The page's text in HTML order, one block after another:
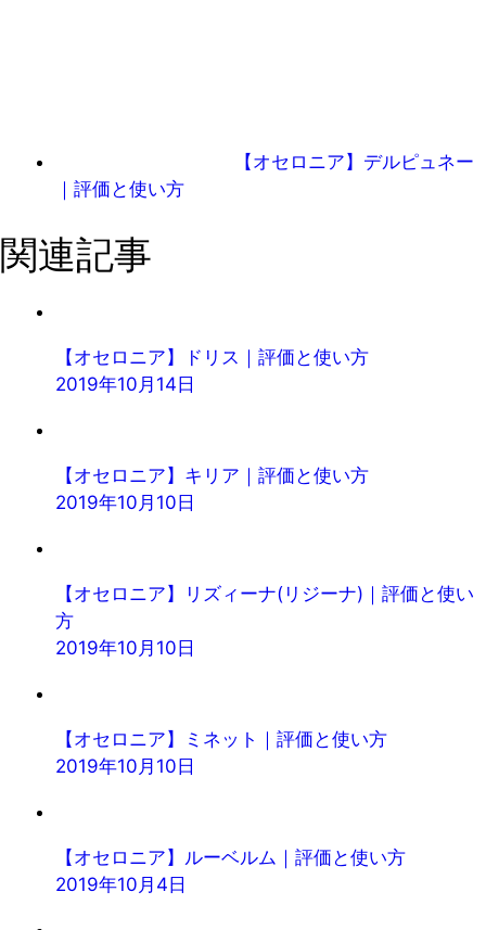
【オセロニア】デルピュネー
｜評価と使い方
関連記事
【オセロニア】ドリス｜評価と使い方
2019年10月14日
【オセロニア】キリア｜評価と使い方
2019年10月10日
【オセロニア】リズィーナ(リジーナ)｜評価と使い
方
2019年10月10日
【オセロニア】ミネット｜評価と使い方
2019年10月10日
【オセロニア】ルーベルム｜評価と使い方
2019年10月4日